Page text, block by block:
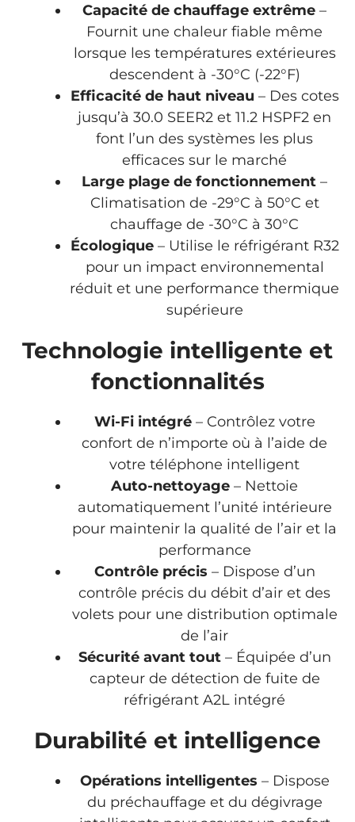
Capacité de chauffage extrême –
Fournit une chaleur fiable même
lorsque les températures extérieures
descendent à -30°C (-22°F)
Efficacité de haut niveau – Des cotes
jusqu’à 30.0 SEER2 et 11.2 HSPF2 en
font l’un des systèmes les plus
efficaces sur le marché
Large plage de fonctionnement –
Climatisation de -29°C à 50°C et
chauffage de -30°C à 30°C
Écologique– Utilise le réfrigérant R32
pour un impact environnemental
réduit et une performance thermique
supérieure
Technologie intelligente et
fonctionnalités
Wi-Fi intégré– Contrôlez votre
confort de n’importe où à l’aide de
votre téléphone intelligent
Auto-nettoyage – Nettoie
automatiquement l’unité intérieure
pour maintenir la qualité de l’air et la
performance
Contrôle précis – Dispose d’un
contrôle précis du débit d’air et des
volets pour une distribution optimale
de l’air
Sécurité avant tout– Équipée d’un
capteur de détection de fuite de
réfrigérant A2L intégré
Durabilité et intelligence
Opérations intelligentes – Dispose
du préchauffage et du dégivrage